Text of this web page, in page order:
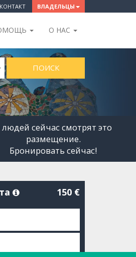
ВЛАДЕЛЬЦЫ
O НАС
ПОИСК
150 €
людей сейчас смотрят это
размещение.
Бронировать сейчас!